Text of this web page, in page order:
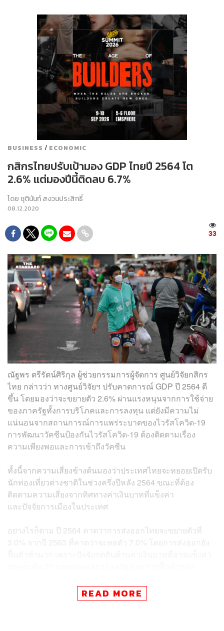
BUSINESS / ECONOMIC
กสิกรไทยปรับเป้ามอง GDP ไทยปี 2564 โต
2.6% แต่มองปีนี้ติดลบ 6.7%
โดย ชุตินันท์ สงวนประสิทธิ์
08.12.2020
33
ณัฐพร ตรีรัตน์ศิริกุล ผู้ช่วยกรรมการผู้จัดการ ศูนย์วิจัยกสิกร
ไทย กล่าวว่า ทางศูนย์วิจัยฯ ปรับคาดการณ์ GDP ปี 2564 ดี
ขึ้น โดยมองว่าจะขยายตัว 2.6% ผ่านแรงหนุนจากการใช้จ่าย
ของภาครัฐทั้งการบริโภคและการลงทุน แต่ยังมีความไม่
แน่นอนจากสถานการณ์การแพร่ระบาดของไวรัสโควิด-19
การพัฒนาวัคซีนป้องกันไวรัสโควิด-19 ต้องติดตามเรื่อง
ความเพียงพอและการเข้าถึงวัคซีน
ทั้งนี้จากความเสี่ยงข้างต้นมองว่าประเทศไทยจะทยอยเปิดรับ
นักท่องเที่ยวต่างชาติในช่วงครึ่งปีหลัง 2564 ขณะที่ต้อง
ติดตามความเสี่ยงจากทิศทางค่าเงินบาทที่แข็งค่า
และปัจจัยการเมืองในประเทศ
อย่างไรก็ตาม ปี 2564 คาดว่าการส่งออกไทยจะขยายตัวที่
3.0% จากปี 2563 ที่คาดว่าจะหดตัว 7.0% โดยการส่งออกยัง
ขณะเดียวกันแรงส่งหลักของไทยต้องมาจากมาตรการ
READ MORE